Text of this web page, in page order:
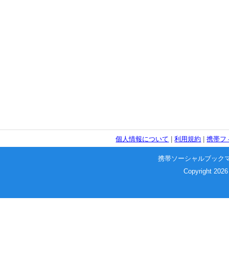
個人情報について |利用規約 |携帯フ
携帯ソーシャルブック
Copyright